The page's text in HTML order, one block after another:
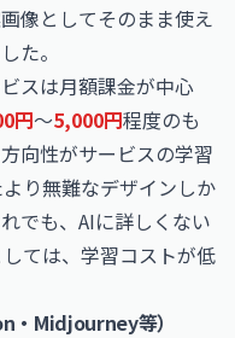
像としてそのまま使え
た。
スは月額課金が中心
円〜5,000円程度のも
向性がサービスの学習
り無難なデザインしか
でも、AIに詳しくない
ては、学習コストが低
Midjourney等）